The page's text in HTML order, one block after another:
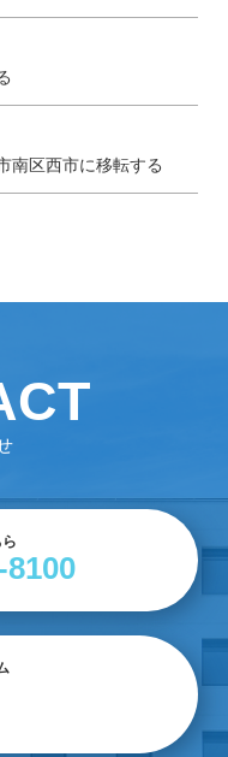
南区西市に移転する
8100